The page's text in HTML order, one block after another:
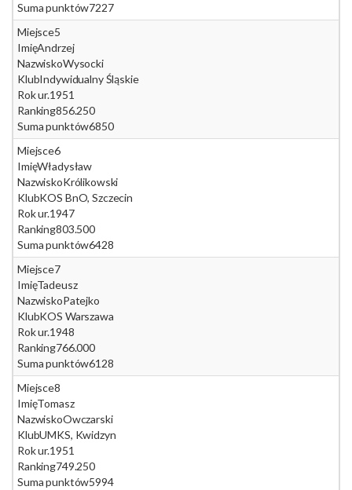
Suma punktów7227
Miejsce5
ImięAndrzej
NazwiskoWysocki
KlubIndywidualny Śląskie
Rok ur.1951
Ranking856.250
Suma punktów6850
Miejsce6
ImięWładysław
NazwiskoKrólikowski
KlubKOS BnO, Szczecin
Rok ur.1947
Ranking803.500
Suma punktów6428
Miejsce7
ImięTadeusz
NazwiskoPatejko
KlubKOS Warszawa
Rok ur.1948
Ranking766.000
Suma punktów6128
Miejsce8
ImięTomasz
NazwiskoOwczarski
KlubUMKS, Kwidzyn
Rok ur.1951
Ranking749.250
Suma punktów5994